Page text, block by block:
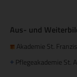
Aus- und
Akademie St.
+ Pflegeakademie St.